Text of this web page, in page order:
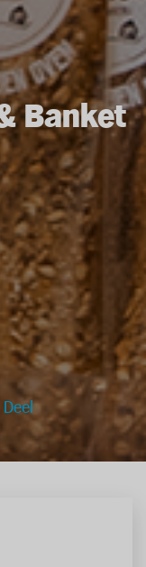
Banket
Deel